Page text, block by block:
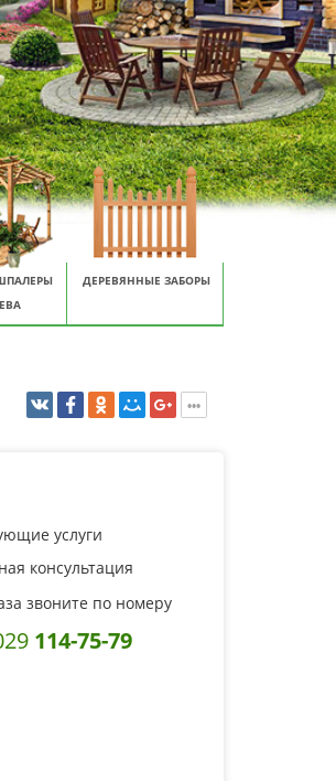
ДЕРЕВЯННЫЕ ЗАБОРЫ
услуги
консультация
звоните по номеру
114-75-79